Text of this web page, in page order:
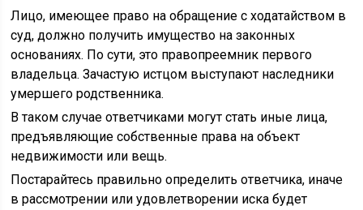
Лицо, имеющее право на обращение с ходатайством в
суд, должно получить имущество на законных
основаниях. По сути, это правопреемник первого
владельца. Зачастую истцом выступают наследники
умершего родственника.
В таком случае ответчиками могут стать иные лица,
предъявляющие собственные права на объект
недвижимости или вещь.
Постарайтесь правильно определить ответчика, иначе
в рассмотрении или удовлетворении иска будет